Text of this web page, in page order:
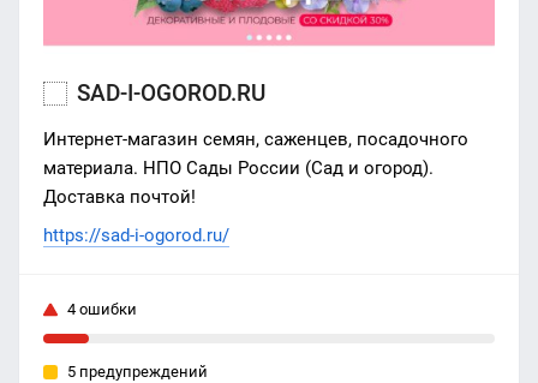
SAD-I-OGOROD.RU
Интернет-магазин семян, саженцев, посадочного
материала. НПО Сады России (Сад и огород).
Доставка почтой!
https://sad-i-ogorod.ru/
4 ошибки
5 предупреждений